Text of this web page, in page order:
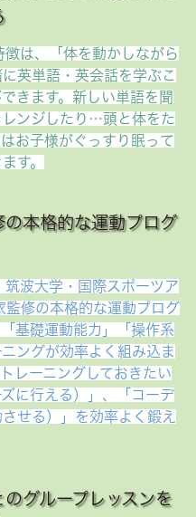
は、「体を動かしながら
英単語・英会話を学ぶこ
きます。新しい単語を聞
ンジしたり…頭と体をた
お子様がぐっすり眠って
す。
本格的な運動プログ
波大学・国際スポーツア
修の本格的な運動プログ
基礎運動能力」「操作系
ングが効率よく組み込ま
レーニングしておきたい
に行える）」、「コーデ
せる）」を効率よく鍛え
グループレッスンを